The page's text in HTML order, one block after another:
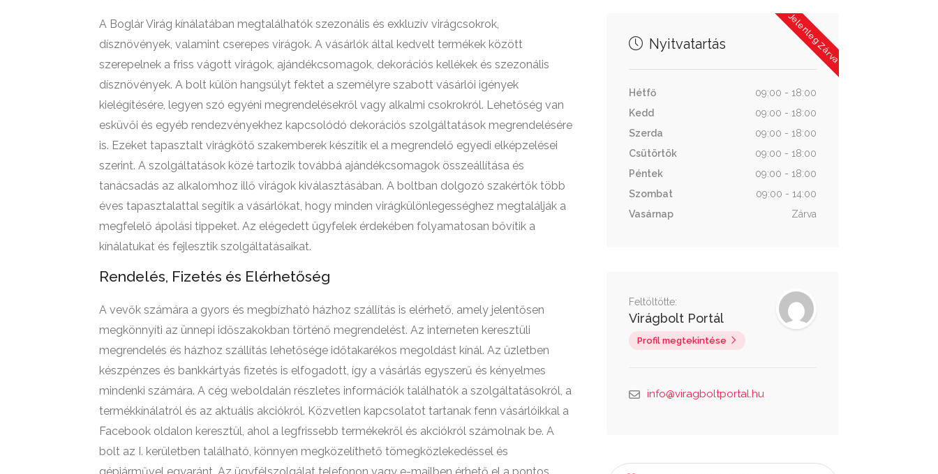
A Boglár Virág kínálatában megtalálhatók szezonális és exkluzív virágcsokrok,
dísznövények, valamint cserepes virágok. A vásárlók által kedvelt termékek között
szerepelnek a friss vágott virágok, ajándékcsomagok, dekorációs kellékek és szezonális
dísznövények. A bolt külön hangsúlyt fektet a személyre szabott vásárlói igények
kielégítésére, legyen szó egyéni megrendelésekről vagy alkalmi csokrokról. Lehetőség van
esküvői és egyéb rendezvényekhez kapcsolódó dekorációs szolgáltatások megrendelésére
is. Ezeket tapasztalt virágkötő szakemberek készítik el a megrendelő egyedi elképzelései
szerint. A szolgáltatások közé tartozik továbbá ajándékcsomagok összeállítása és
tanácsadás az alkalomhoz illő virágok kiválasztásában. A boltban dolgozó szakértők több
éves tapasztalattal segítik a vásárlókat, hogy minden virágkülönlegességhez megtalálják a
megfelelő ápolási tippeket. Az elégedett ügyfelek érdekében folyamatosan bővítik a
kínálatukat és fejlesztik szolgáltatásaikat.
Rendelés, Fizetés és Elérhetőség
A vevők számára a gyors és megbízható házhoz szállítás is elérhető, amely jelentősen
megkönnyíti az ünnepi időszakokban történő megrendelést. Az interneten keresztüli
megrendelés és házhoz szállítás lehetősége időtakarékos megoldást kínál. Az üzletben
készpénzes és bankkártyás fizetés is elfogadott, így a vásárlás egyszerű és kényelmes
mindenki számára. A cég weboldalán részletes információk találhatók a szolgáltatásokról, a
termékkínálatról és az aktuális akciókról. Közvetlen kapcsolatot tartanak fenn vásárlóikkal a
Facebook oldalon keresztül, ahol a legfrissebb termékekről és akciókról számolnak be. A
bolt az I. kerületben található, könnyen megközelíthető tömegközlekedéssel és
Jelenleg Zárva
Nyitvatartás
Hétfő
09:00 - 18:00
Kedd
09:00 - 18:00
Szerda
09:00 - 18:00
Csütörtök
09:00 - 18:00
Péntek
09:00 - 18:00
Szombat
09:00 - 14:00
Vasárnap
Zárva
Feltöltötte:
Virágbolt Portál
Profil megtekintése
info@viragboltportal.hu